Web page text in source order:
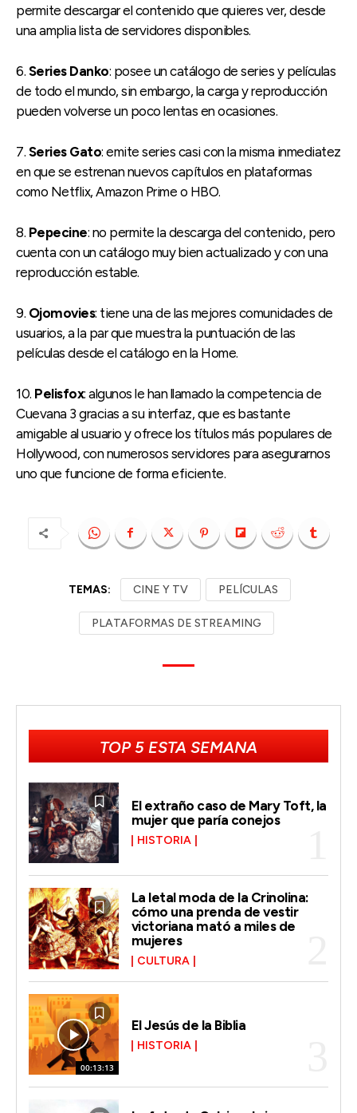
permite descargar el contenido que quieres ver, desde
una amplia lista de servidores disponibles.
6. Series Danko: posee un catálogo de series y películas
de todo el mundo, sin embargo, la carga y reproducción
pueden volverse un poco lentas en ocasiones.
7. Series Gato: emite series casi con la misma inmediatez
en que se estrenan nuevos capítulos en plataformas
como Netflix, Amazon Prime o HBO.
8. Pepecine: no permite la descarga del contenido, pero
cuenta con un catálogo muy bien actualizado y con una
reproducción estable.
9. Ojomovies: tiene una de las mejores comunidades de
usuarios, a la par que muestra la puntuación de las
películas desde el catálogo en la Home.
10. Pelisfox: algunos le han llamado la competencia de
Cuevana 3 gracias a su interfaz, que es bastante
amigable al usuario y ofrece los títulos más populares de
Hollywood, con numerosos servidores para asegurarnos
uno que funcione de forma eficiente.
TEMAS: CINE Y TV PELÍCULAS
PLATAFORMAS DE STREAMING
TOP 5 ESTA SEMANA
El extraño caso de Mary Toft, la
mujer que paría conejos
HISTORIA
La letal moda de la Crinolina:
cómo una prenda de vestir
victoriana mató a miles de
mujeres
CULTURA
00:13:13
El Jesús de la Biblia
HISTORIA